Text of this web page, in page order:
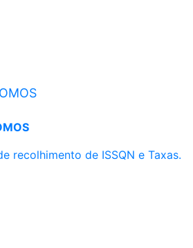
recolhimento de ISSQN e Taxas.